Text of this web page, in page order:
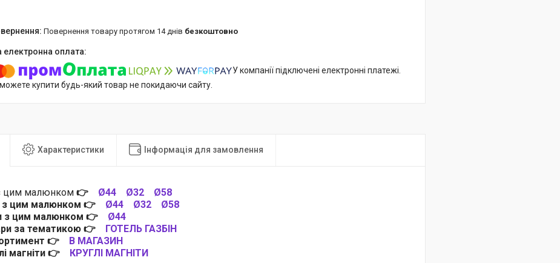
повернення товару протягом 14 днів безкоштовно
У компанії підключені електронні платежі.
купити будь-який товар не покидаючи сайту.
Характеристики Інформація для замовлення
цим малюнком 👉 Ø44 Ø32
Ø58
з цим малюнком 👉 Ø44 Ø32
Ø58
з цим малюнком 👉 Ø44
за тематикою 👉
ГОТЕЛЬ ГАЗБІН
👉
В МАГАЗИН
магніти 👉
КРУГЛІ МАГНІТИ